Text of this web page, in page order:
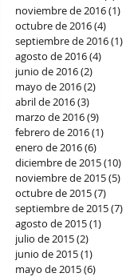
noviembre de 2016(1)
octubre de 2016(4)
septiembre de 2016(1)
agosto de 2016(4)
junio de 2016(2)
mayo de 2016(2)
abril de 2016(3)
marzo de 2016(9)
febrero de 2016(1)
enero de 2016(6)
diciembre de 2015(10)
noviembre de 2015(5)
octubre de 2015(7)
septiembre de 2015(7)
agosto de 2015(1)
julio de 2015(2)
junio de 2015(1)
mayo de 2015(6)